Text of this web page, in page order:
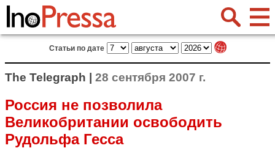
Статьи по дате
The Telegraph | 28 сентября 2007 г.
Россия не позволила
Великобритании освободить
Рудольфа Гесса